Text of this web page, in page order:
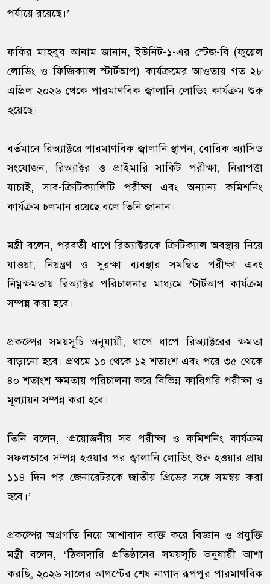
পর্যায়ে রয়েছে।’
ফকির মাহবুব আনাম জানান, ইউনিট-১-এর স্টেজ-বি (ফুয়েল
লোডিং ও ফিজিক্যাল স্টার্টআপ) কার্যক্রমের আওতায় গত ২৮
এপ্রিল ২০২৬ থেকে পারমাণবিক জ্বালানি লোডিং কার্যক্রম শুরু
হয়েছে।
বর্তমানে রিঅ্যাক্টরে পারমাণবিক জ্বালানি স্থাপন, বোরিক অ্যাসিড
সংযোজন, রিঅ্যাক্টর ও প্রাইমারি সার্কিট পরীক্ষা, নিরাপত্তা
যাচাই, সাব-ক্রিটিক্যালিটি পরীক্ষা এবং অন্যান্য কমিশনিং
কার্যক্রম চলমান রয়েছে বলে তিনি জানান।
মন্ত্রী বলেন, পরবর্তী ধাপে রিঅ্যাক্টরকে ক্রিটিক্যাল অবস্থায় নিয়ে
যাওয়া, নিয়ন্ত্রণ ও সুরক্ষা ব্যবস্থার সমন্বিত পরীক্ষা এবং
নিম্নক্ষমতায় রিঅ্যাক্টর পরিচালনার মাধ্যমে স্টার্টআপ কার্যক্রম
সম্পন্ন করা হবে।
প্রকল্পের সময়সূচি অনুযায়ী, ধাপে ধাপে রিঅ্যাক্টরের ক্ষমতা
বাড়ানো হবে। প্রথমে ১০ থেকে ১২ শতাংশ এবং পরে ৩৫ থেকে
৪০ শতাংশ ক্ষমতায় পরিচালনা করে বিভিন্ন কারিগরি পরীক্ষা ও
মূল্যায়ন সম্পন্ন করা হবে।
তিনি বলেন, ‘প্রয়োজনীয় সব পরীক্ষা ও কমিশনিং কার্যক্রম
সফলভাবে সম্পন্ন হওয়ার পর জ্বালানি লোডিং শুরু হওয়ার প্রায়
১১৪ দিন পর জেনারেটরকে জাতীয় গ্রিডের সঙ্গে সমন্বয় করা
হবে।’
প্রকল্পের অগ্রগতি নিয়ে আশাবাদ ব্যক্ত করে বিজ্ঞান ও প্রযুক্তি
মন্ত্রী বলেন, ‘ঠিকাদারি প্রতিষ্ঠানের সময়সূচি অনুযায়ী আশা
করছি, ২০২৬ সালের আগস্টের শেষ নাগাদ রূপপুর পারমাণবিক